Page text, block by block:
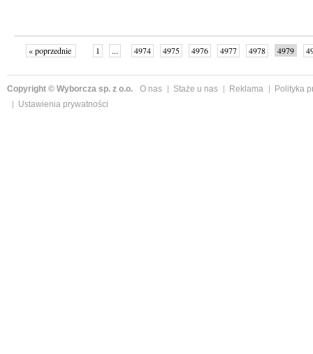
« poprzednie 1 ... 4974 4975 4976 4977 4978 4979
Copyright © Wyborcza sp. z o.o. O nas Staże u nas Reklama
Polityka
Ustawienia prywatności